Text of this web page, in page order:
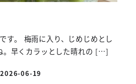
す。 梅雨に入り、じめじめとし
。早くカラッとした晴れの […]
投稿日
2026-06-19